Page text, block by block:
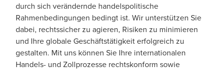
durch sich verändernde handelspolitische
Rahmenbedingungen bedingt ist. Wir unterstützen Sie
dabei, rechtssicher zu agieren, Risiken zu minimieren
und Ihre globale Geschäftstätigkeit erfolgreich zu
gestalten. Mit uns können Sie Ihre internationalen
Handels- und Zollprozesse rechtskonform sowie